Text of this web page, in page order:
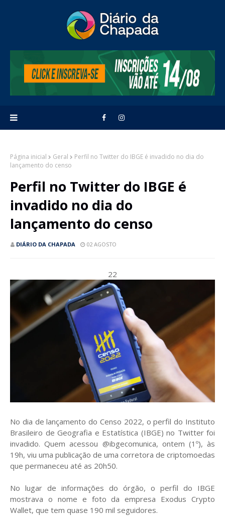
Página inicial Geral
Perfil no Twitter do IBGE é invadido no dia do
lançamento do censo
Perfil no Twitter do IBGE é
invadido no dia do
lançamento do censo
DIÁRIO DA CHAPADA 02 AGOSTO
22
No dia de lançamento do Censo 2022, o perfil do Instituto
Brasileiro de Geografia e Estatística (IBGE) no Twitter foi
invadido. Quem acessou @ibgecomunica, ontem (1º), às
19h, viu uma publicação de uma corretora de criptomoedas
que permaneceu até as 20h50.
No lugar de informações do órgão, o perfil do IBGE
mostrava o nome e foto da empresa Exodus Crypto
Wallet, que tem quase 190 mil seguidores.